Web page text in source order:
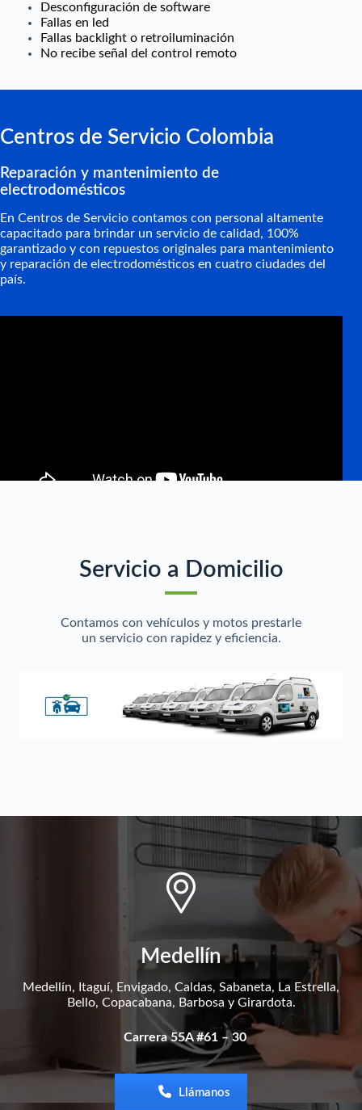
Desconfiguración de software
Fallas en led
Fallas backlight o retroiluminación
No recibe señal del control remoto
Centros de Servicio Colombia
Reparación y mantenimiento de
electrodomésticos
En Centros de Servicio contamos con personal altamente
capacitado para brindar un servicio de calidad, 100%
garantizado y con repuestos originales para mantenimiento
y reparación de electrodomésticos en cuatro ciudades del
país.
Servicio a Domicilio
Contamos con vehículos y motos prestarle
un servicio con rapidez y eficiencia.
Medellín
Medellín, Itaguí, Envigado, Caldas, Sabaneta, La Estrella,
Bello, Copacabana, Barbosa y Girardota.
Carrera 55A #61 – 30
Llámanos